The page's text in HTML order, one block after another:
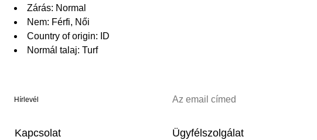
Zárás: Normal
Nem: Férfi, Női
Country of origin: ID
Normál talaj: Turf
Hírlevél
Kapcsolat Ügyfélszolgálat